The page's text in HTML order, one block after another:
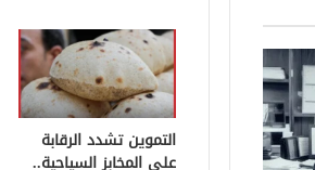
التموين تشدد الرقابة
على المخابز السياحية..